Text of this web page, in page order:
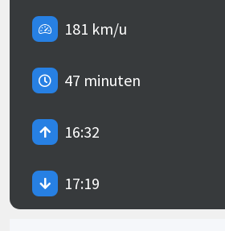
181 km/u
47 minuten
16:32
17:19